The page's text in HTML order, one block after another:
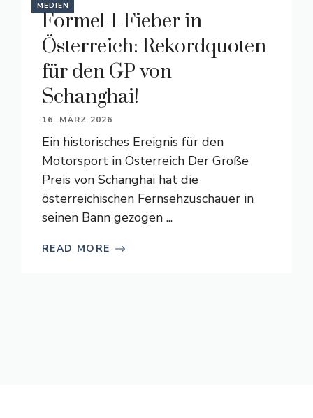
MEDIEN
Formel-1-Fieber in
Österreich: Rekordquoten
für den GP von
Schanghai!
16. MÄRZ 2026
Ein historisches Ereignis für den
Motorsport in Österreich Der Große
Preis von Schanghai hat die
österreichischen Fernsehzuschauer in
seinen Bann gezogen ...
READ MORE